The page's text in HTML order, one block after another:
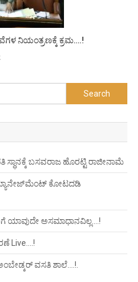
ನಿಯಂತ್ರಣಕ್ಕೆ ಕ್ರಮ….!
Search
for:
ಬಸವರಾಜ ಹೊರಟ್ಟಿ ರಾಜೀನಾಮೆ
ಕೋಟದಡಿ
ಯಾವುದೇ ಅಸಮಾಧಾನವಿಲ್ಲ….!
Live….!
ವಸತಿ ಶಾಲೆ….!.